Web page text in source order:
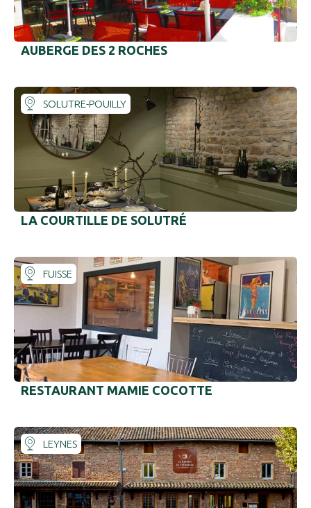
AUBERGE DES 2 ROCHES
SOLUTRE-POUILLY
LA COURTILLE DE SOLUTRÉ
FUISSE
RESTAURANT MAMIE COCOTTE
LEYNES
#